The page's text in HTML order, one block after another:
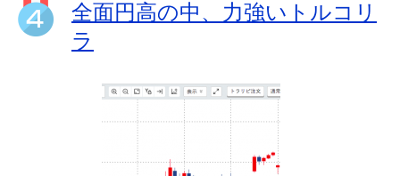
全面円高の中、力強いトルコリ
ラ